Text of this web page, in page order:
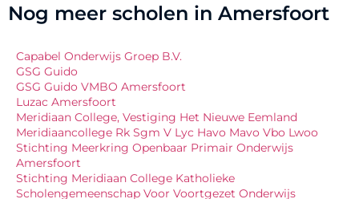
Nog meer scholen in Amersfoort
Capabel Onderwijs Groep B.V.
GSG Guido
GSG Guido VMBO Amersfoort
Luzac Amersfoort
Meridiaan College, Vestiging Het Nieuwe Eemland
Meridiaancollege Rk Sgm V Lyc Havo Mavo Vbo Lwoo
Stichting Meerkring Openbaar Primair Onderwijs
Amersfoort
Stichting Meridiaan College Katholieke
Scholengemeenschap Voor Voortgezet Onderwijs